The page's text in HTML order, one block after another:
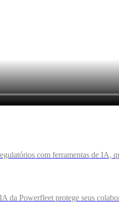
com ferramentas de IA,
da Powerfleet protege seus